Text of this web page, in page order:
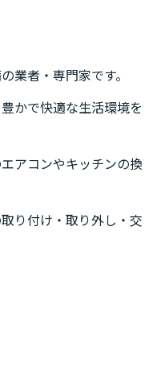
業者・専門家です。
かで快適な生活環境を
アコンやキッチンの換
り付け・取り外し・交